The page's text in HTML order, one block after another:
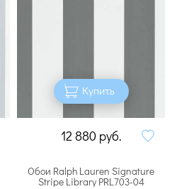
Купить
12 880 руб.
Обои Ralph Lauren Signature
Stripe Library PRL703-04